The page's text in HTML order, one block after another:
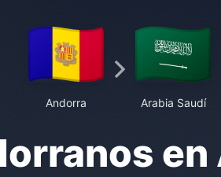
Andorra Arabia Saudí